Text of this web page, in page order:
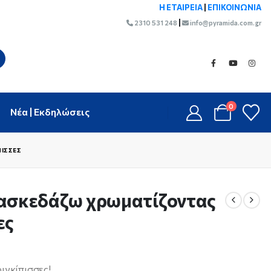
Η ΕΤΑΙΡΕΙΑ ΕΠΙΚΟΙΝΩΝΙΑ
2310 531 248 info@pyramida.com.gr
Νέα | Εκδηλώσεις 0
χρωματίζοντας